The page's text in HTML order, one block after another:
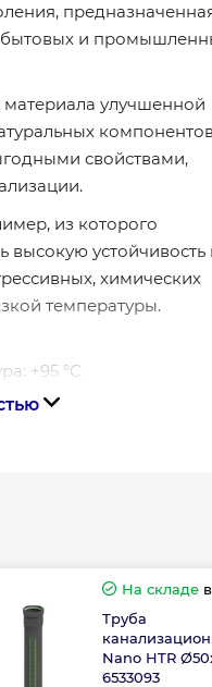
бытовых и
материала улучшенной
свойствами,
из которого
высокую устойчивость
химических
температуры.
+95 °С
На складев
Труба
Nano HTR
6533093